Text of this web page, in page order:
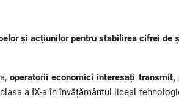
și acțiunilor pentru stabilirea cifrei de
operatorii economici interesați transmit,
a IX-a în învățământul liceal